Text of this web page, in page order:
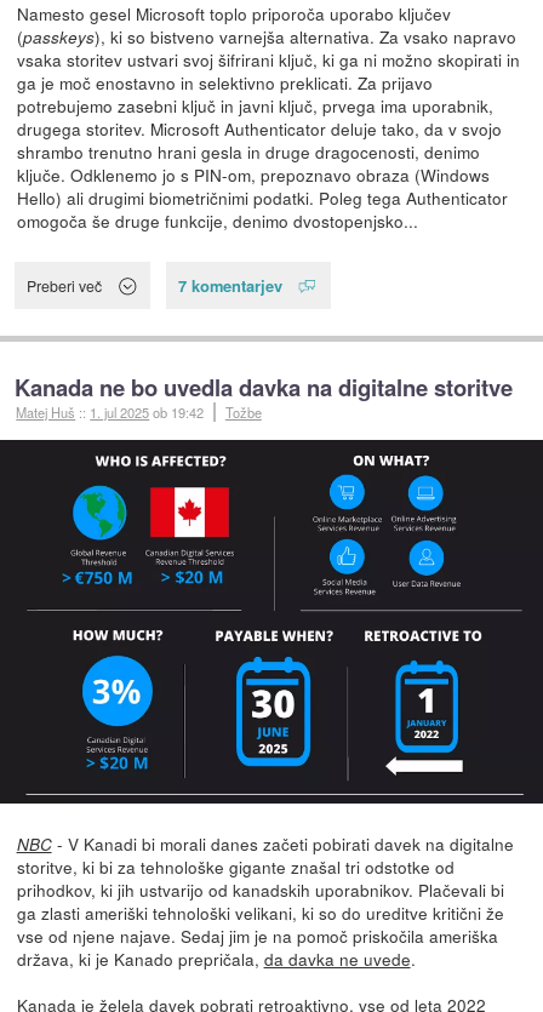
Namesto gesel Microsoft toplo priporoča uporabo ključev
(passkeys), ki so bistveno varnejša alternativa. Za vsako napravo
vsaka storitev ustvari svoj šifrirani ključ, ki ga ni možno skopirati in
ga je moč enostavno in selektivno preklicati. Za prijavo
potrebujemo zasebni ključ in javni ključ, prvega ima uporabnik,
drugega storitev. Microsoft Authenticator deluje tako, da v svojo
shrambo trenutno hrani gesla in druge dragocenosti, denimo
ključe. Odklenemo jo s PIN-om, prepoznavo obraza (Windows
Hello) ali drugimi biometričnimi podatki. Poleg tega Authenticator
omogoča še druge funkcije, denimo dvostopenjsko...
Preberi več 7 komentarjev
Kanada ne bo uvedla davka na digitalne storitve
Matej Huš :: 1. jul 2025ob 19:42 Tožbe
NBC- V Kanadi bi morali danes začeti pobirati davek na digitalne
storitve, ki bi za tehnološke gigante znašal tri odstotke od
prihodkov, ki jih ustvarijo od kanadskih uporabnikov. Plačevali bi
ga zlasti ameriški tehnološki velikani, ki so do ureditve kritični že
vse od njene najave. Sedaj jim je na pomoč priskočila ameriška
država, ki je Kanado prepričala, da davka ne uvede.
Kanada je želela davek pobrati retroaktivno, vse od leta 2022